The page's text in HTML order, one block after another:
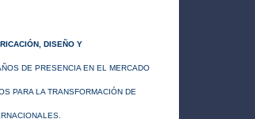
DISEÑO Y
DE PRESENCIA EN EL MERCADO
PARA LA TRANSFORMACIÓN DE